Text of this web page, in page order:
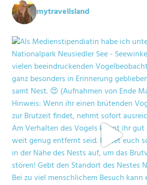
mytravelisland